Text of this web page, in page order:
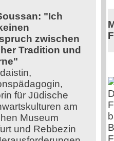
"Ich
zwischen
Tradition und
für Jüdische
am
Museum
und Rebbezin